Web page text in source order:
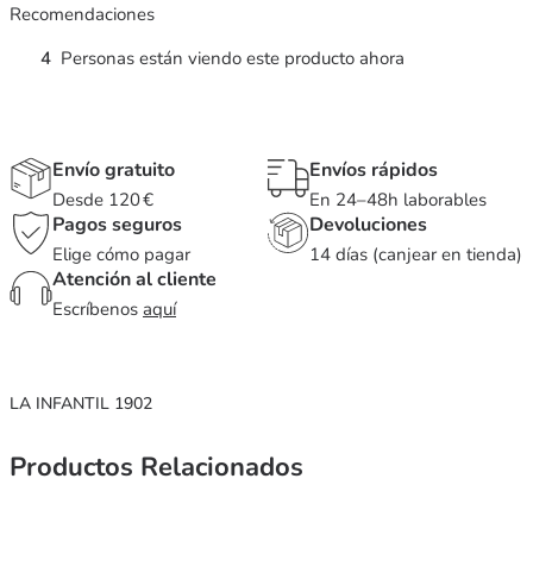
Recomendaciones
4 Personas están viendo este producto ahora
Envío gratuito
Desde 120 €
Envíos rápidos
En 24–48h laborables
Pagos seguros
Elige cómo pagar
Devoluciones
14 días (canjear en tienda)
Atención al cliente
Escríbenos aquí
LA INFANTIL 1902
Productos Relacionados